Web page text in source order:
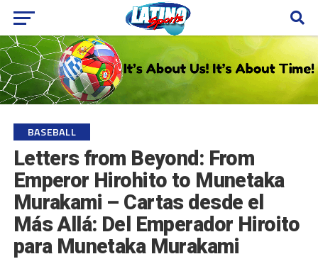
BASEBALL
Letters from Beyond: From
Emperor Hirohito to Munetaka
Murakami – Cartas desde el
Más Allá: Del Emperador Hiroito
para Munetaka Murakami